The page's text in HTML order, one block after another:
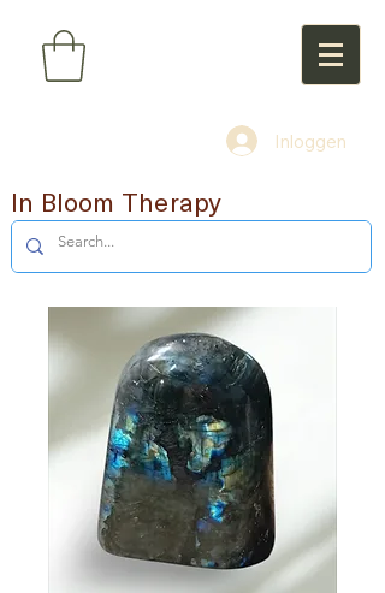
Inloggen
In Bloom Therapy